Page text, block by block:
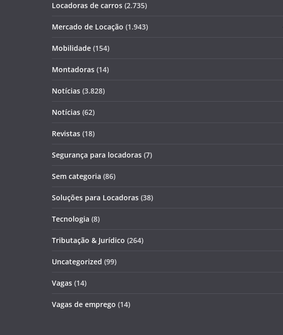
Locadoras de carros (2.735)
Mercado de Locação (1.943)
Mobilidade (154)
Montadoras (14)
Notícias (3.828)
Notícias (62)
Revistas (18)
Segurança para locadoras (7)
Sem categoria (86)
Soluções para Locadoras (38)
Tecnologia (8)
Tributação & Jurídico (264)
Uncategorized (99)
Vagas (14)
Vagas de emprego (14)